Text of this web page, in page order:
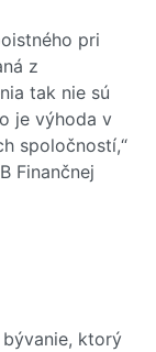
pri
z
tak nie sú
je výhoda v
spoločností,“
Finančnej
ktorý